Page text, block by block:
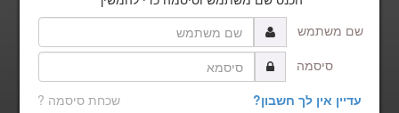
שם משתמש
סיסמה
עדיין אין לך חשבון?
שכחת סיסמה ?